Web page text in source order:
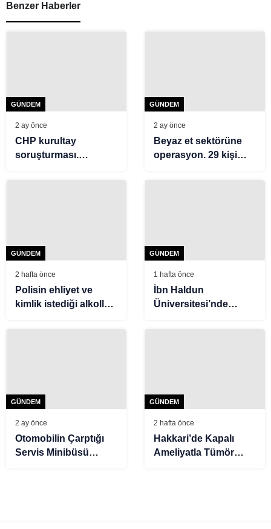
Benzer Haberler
GÜNDEM
2 ay önce
CHP kurultay
soruşturması.
GÜNDEM
2 ay önce
Beyaz et sektörüne
operasyon. 29 kişi
GÜNDEM
2 hafta önce
Polisin ehliyet ve
kimlik istediği alkollü
GÜNDEM
1 hafta önce
İbn Haldun
Üniversitesi’nde
GÜNDEM
2 ay önce
Otomobilin Çarptığı
Servis Minibüsü
GÜNDEM
2 hafta önce
Hakkari’de Kapalı
Ameliyatla Tümör